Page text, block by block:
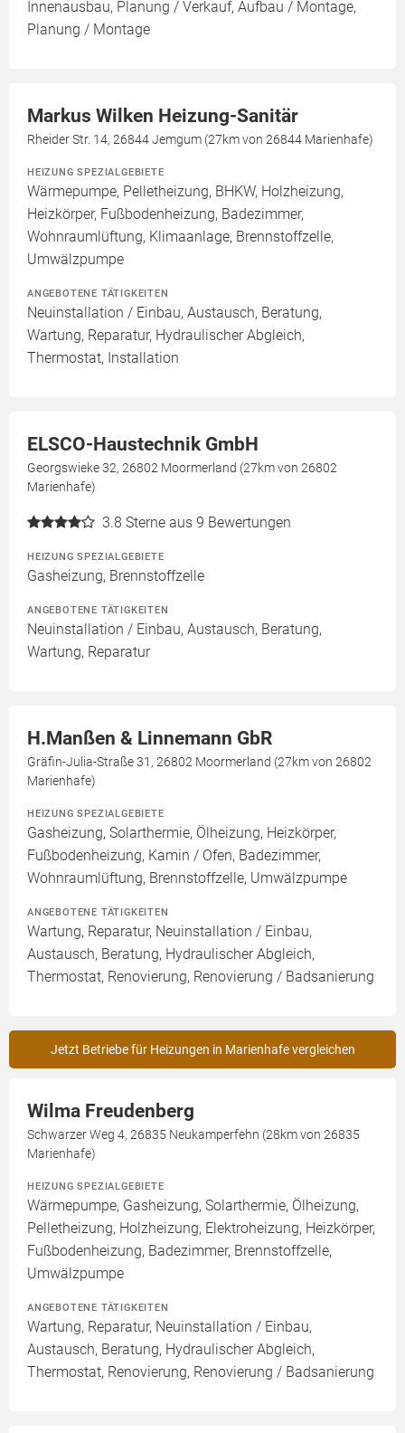
Innenausbau, Planung / Verkauf, Aufbau / Montage,
Planung / Montage
Markus Wilken Heizung-Sanitär
Rheider Str. 14, 26844 Jemgum (27km von 26844 Marienhafe)
HEIZUNG SPEZIALGEBIETE
Wärmepumpe, Pelletheizung, BHKW, Holzheizung,
Heizkörper, Fußbodenheizung, Badezimmer,
Wohnraumlüftung, Klimaanlage, Brennstoffzelle,
Umwälzpumpe
ANGEBOTENE TÄTIGKEITEN
Neuinstallation / Einbau, Austausch, Beratung,
Wartung, Reparatur, Hydraulischer Abgleich,
Thermostat, Installation
ELSCO-Haustechnik GmbH
Georgswieke 32, 26802 Moormerland (27km von 26802
Marienhafe)
3.8 Sterne aus 9 Bewertungen
HEIZUNG SPEZIALGEBIETE
Gasheizung, Brennstoffzelle
ANGEBOTENE TÄTIGKEITEN
Neuinstallation / Einbau, Austausch, Beratung,
Wartung, Reparatur
H.Manßen & Linnemann GbR
Gräfin-Julia-Straße 31, 26802 Moormerland (27km von 26802
Marienhafe)
HEIZUNG SPEZIALGEBIETE
Gasheizung, Solarthermie, Ölheizung, Heizkörper,
Fußbodenheizung, Kamin / Ofen, Badezimmer,
Wohnraumlüftung, Brennstoffzelle, Umwälzpumpe
ANGEBOTENE TÄTIGKEITEN
Wartung, Reparatur, Neuinstallation / Einbau,
Austausch, Beratung, Hydraulischer Abgleich,
Thermostat, Renovierung, Renovierung / Badsanierung
Jetzt Betriebe für Heizungen in Marienhafe vergleichen
Wilma Freudenberg
Schwarzer Weg 4, 26835 Neukamperfehn (28km von 26835
Marienhafe)
HEIZUNG SPEZIALGEBIETE
Wärmepumpe, Gasheizung, Solarthermie, Ölheizung,
Pelletheizung, Holzheizung, Elektroheizung, Heizkörper,
Fußbodenheizung, Badezimmer, Brennstoffzelle,
Umwälzpumpe
ANGEBOTENE TÄTIGKEITEN
Wartung, Reparatur, Neuinstallation / Einbau,
Austausch, Beratung, Hydraulischer Abgleich,
Thermostat, Renovierung, Renovierung / Badsanierung